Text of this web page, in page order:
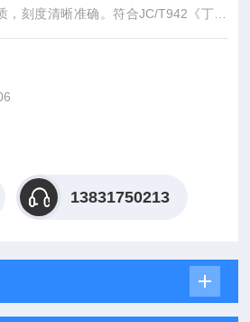
刻度清晰准确。符合JC/T942《丁基
准要求。
13831750213